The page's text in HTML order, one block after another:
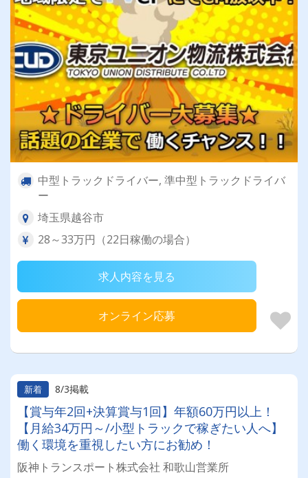
中型トラックドライバー, 準中型トラックドライバ
ー
埼玉県越谷市
28～33万円（22日稼働の場合）
求人内容を見る
オンライン応募
新着 8/3掲載
【賞与年2回+決算賞与1回】年額60万円以上！
【月給34万円～/小型トラックで稼ぎたい人へ】
働く環境を重視したい方にお勧め！
阪神トランスポート株式会社 和歌山営業所